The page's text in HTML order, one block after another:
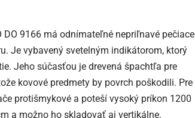
9166 má odnímateľné nepriľnavé pečiace
Je vybavený svetelným indikátorom, ktorý
Jeho súčasťou je drevená špachtľa pre
kovové predmety by povrch poškodili. Pre
protišmykové a poteší vysoký príkon 1200
a možno ho skladovať aj vertikálne.